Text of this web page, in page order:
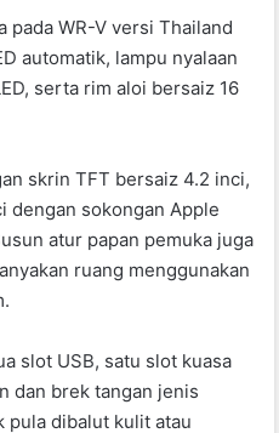
pada WR-V versi Thailand
automatik, lampu nyalaan
serta rim aloi bersaiz 16
skrin TFT bersaiz 4.2 inci,
dengan sokongan Apple
atur papan pemuka juga
ruang menggunakan
slot USB, satu slot kuasa
dan brek tangan jenis
pula dibalut kulit atau